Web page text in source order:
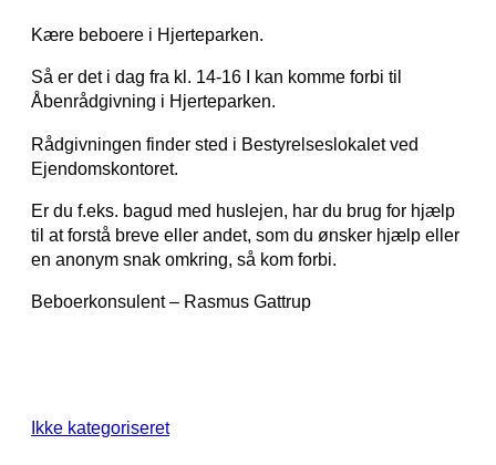
Kære beboere i Hjerteparken.
Så er det i dag fra kl. 14-16 I kan komme forbi til
Åbenrådgivning i Hjerteparken.
Rådgivningen finder sted i Bestyrelseslokalet ved
Ejendomskontoret.
Er du f.eks. bagud med huslejen, har du brug for hjælp
til at forstå breve eller andet, som du ønsker hjælp eller
en anonym snak omkring, så kom forbi.
Beboerkonsulent – Rasmus Gattrup
Ikke kategoriseret